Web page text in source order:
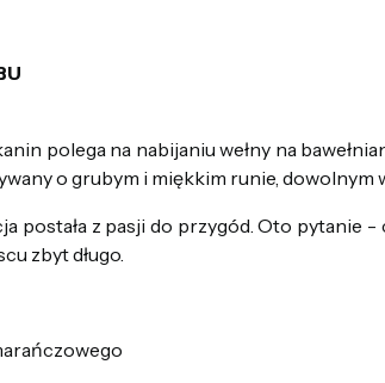
polega na nabijaniu wełny na
o grubym i miękkim runie, dowolnym
postała z pasji do przygód. Oto pytanie
zbyt długo.